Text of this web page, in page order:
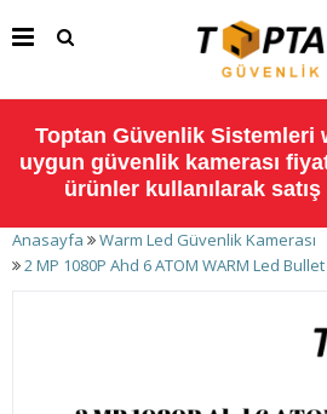
Toptan Güvenlik Sistemleri
uygun güvenlik kamerası
ürünler kullanılarak satış
Anasayfa
Warm Led Güvenlik Kamerası
2 MP 1080P Ahd 6 ATOM WARM Led